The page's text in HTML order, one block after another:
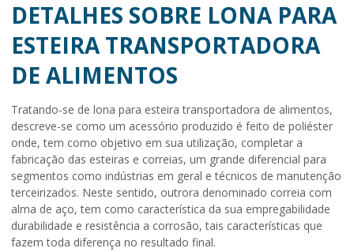
DETALHES SOBRE LONA PARA
ESTEIRA TRANSPORTADORA
DE ALIMENTOS
Tratando-se de lona para esteira transportadora de alimentos,
descreve-se como um acessório produzido é feito de poliéster
onde, tem como objetivo em sua utilização, completar a
fabricação das esteiras e correias, um grande diferencial para
segmentos como indústrias em geral e técnicos de manutenção
terceirizados. Neste sentido, outrora denominado correia com
alma de aço, tem como característica da sua empregabilidade
durabilidade e resistência a corrosão, tais características que
fazem toda diferença no resultado final.